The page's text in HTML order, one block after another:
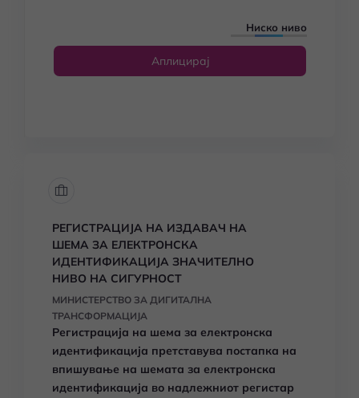
Ниско ниво
Аплицирај
РЕГИСТРАЦИЈА НА ИЗДАВАЧ НА
ШЕМА ЗА ЕЛЕКТРОНСКА
ИДЕНТИФИКАЦИЈА ЗНАЧИТЕЛНО
НИВО НА СИГУРНОСТ
МИНИСТЕРСТВО ЗА ДИГИТАЛНА
ТРАНСФОРМАЦИЈА
Регистрација на шема за електронска
идентификација претставува постапка на
впишување на шемата за електронска
идентификација во надлежниот регистар